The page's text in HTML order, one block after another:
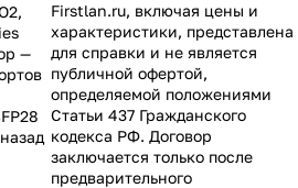
—
Firstlan.ru, включая цены и
характеристики, представлена
для справки и не является
публичной офертой,
определяемой положениями
Статьи 437 Гражданского
кодекса РФ. Договор
заключается только после
предварительного